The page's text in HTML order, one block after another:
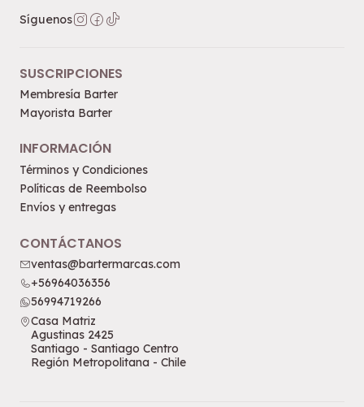
Síguenos
SUSCRIPCIONES
Membresía Barter
Mayorista Barter
INFORMACIÓN
Términos y Condiciones
Políticas de Reembolso
Envíos y entregas
CONTÁCTANOS
ventas@bartermarcas.com
+56964036356
56994719266
Casa Matriz
Agustinas 2425
Santiago - Santiago Centro
Región Metropolitana - Chile